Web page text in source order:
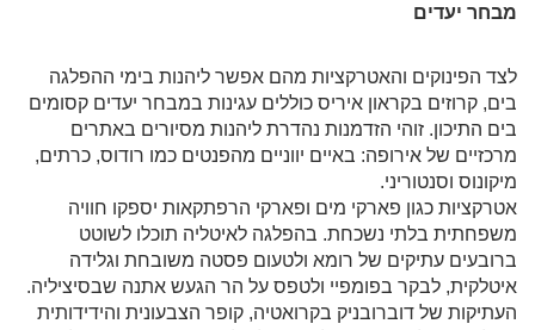
מבחר יעדים
לצד הפינוקים והאטרקציות מהם אפשר ליהנות בימי ההפלגה
בים, קרוזים בקראון איריס כוללים עגינות במבחר יעדים קסומים
בים התיכון. זוהי הזדמנות נהדרת ליהנות מסיורים באתרים
מרכזיים של אירופה: באיים יווניים מהפנטים כמו רודוס, כרתים,
מיקונוס וסנטוריני.
אטרקציות כגון פארקי מים ופארקי הרפתקאות יספקו חוויה
משפחתית בלתי נשכחת. בהפלגה לאיטליה תוכלו לשוטט
ברובעים עתיקים של רומא ולטעום פסטה משובחת וגלידה
איטלקית, לבקר בפומפיי ולטפס על הר הגעש אתנה שבסיציליה.
העתיקות של דוברובניק בקרואטיה, קופר הצבעונית והידידותית